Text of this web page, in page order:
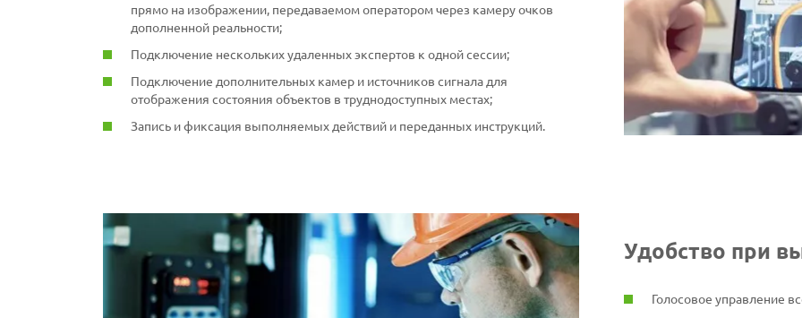
прямо на изображении, передаваемом оператором через камеру очков
дополненной реальности;
Подключение нескольких удаленных экспертов к одной сессии;
Подключение дополнительных камер и источников сигнала для
отображения состояния объектов в труднодоступных местах;
Запись и фиксация выполняемых действий и переданных инструкций.
Удобство при
Голосовое управление